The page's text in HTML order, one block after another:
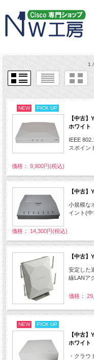
1
NEW PICK UP
【中古
ホワイト
IEEE
スポイン
価格： 9,900円(税込)
【中古
小規模な
イント(中
価格： 14,300円(税込)
【中古
安定した
線LANア
価格：
NEW PICK UP
【中古
ホワイト
・クラウ